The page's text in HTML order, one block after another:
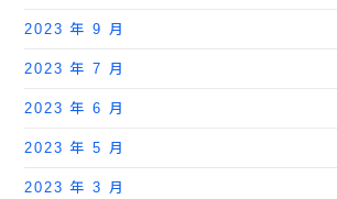
2023 年 9 月
2023 年 7 月
2023 年 6 月
2023 年 5 月
2023 年 3 月